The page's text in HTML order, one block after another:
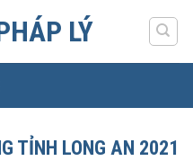
LÝ
TỈNH LONG AN 2021